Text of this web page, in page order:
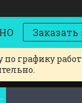
графику